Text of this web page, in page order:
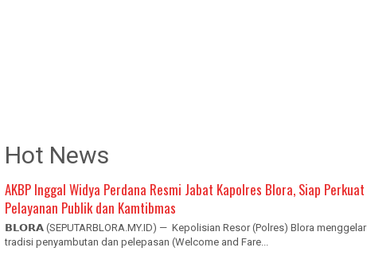
Hot News
AKBP Inggal Widya Perdana Resmi Jabat Kapolres Blora, Siap Perkuat
Pelayanan Publik dan Kamtibmas
𝗕𝗟𝗢𝗥𝗔 (SEPUTARBLORA.MY.ID) — Kepolisian Resor (Polres) Blora menggelar
tradisi penyambutan dan pelepasan (Welcome and Fare...